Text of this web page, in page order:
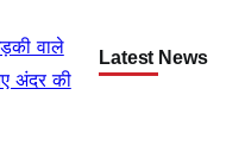
Latest News